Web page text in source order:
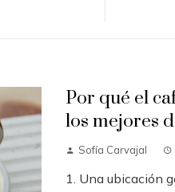
Por qué el
los mejores
Sofía Carvajal
1. Una ubicación